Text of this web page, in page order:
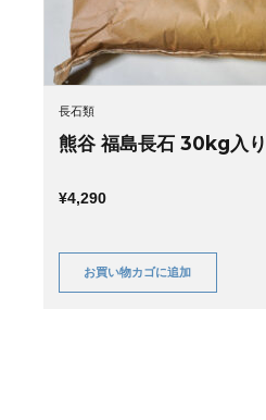
長石類
熊谷 福島長石 30kg入り
¥4,290
お買い物カゴに追加